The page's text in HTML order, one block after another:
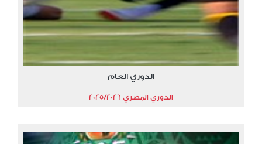
الدوري العام
الدوري المصري 2025/2026